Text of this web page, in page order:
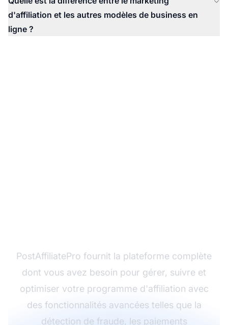
d'affiliation et les autres modèles de business en
ligne ?
PostAffiliatePro fournit la plateforme complète
dont vous avez besoin pour gérer, suivre et
optimiser votre programme d'affiliation avec
des fonctionnalités avancées telles que la
détection de fraude, les paiements